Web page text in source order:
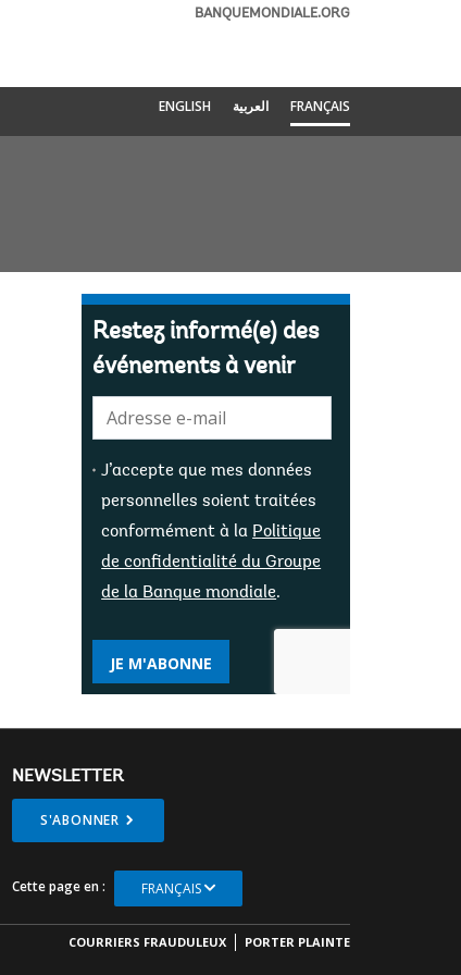
BANQUEMONDIALE.ORG
ENGLISH العربية FRANÇAIS
Restez informé(e) des
événements à venir
mail:
J’accepte que mes données
personnelles soient traitées
conformément à la Politique
de confidentialité du Groupe
de la Banque mondiale.
JE M'ABONNE
NEWSLETTER
S'ABONNER
Cette page en : FRANÇAIS
COURRIERS FRAUDULEUX PORTER PLAINTE